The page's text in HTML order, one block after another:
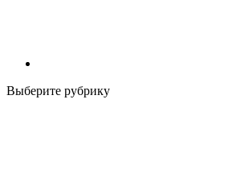
Выберите рубрику